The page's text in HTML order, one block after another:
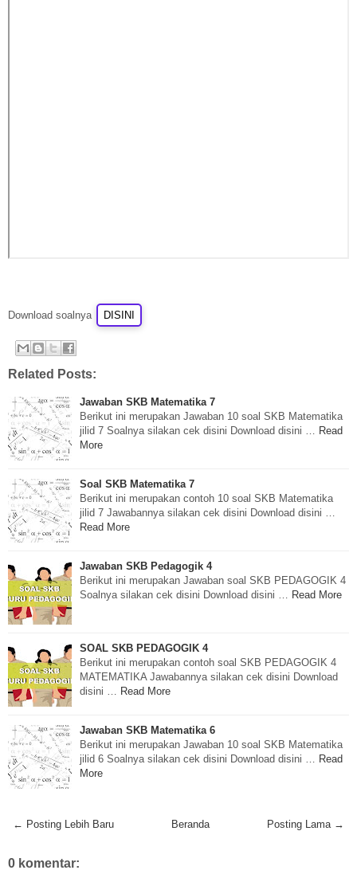
Download soalnya
Related Posts:
Jawaban SKB Matematika 7
Berikut ini merupakan Jawaban 10 soal SKB Matematika
jilid 7 Soalnya silakan cek disini Download disini …
Read
More
Soal SKB Matematika 7
Berikut ini merupakan contoh 10 soal SKB Matematika
jilid 7 Jawabannya silakan cek disini Download disini …
Read More
Jawaban SKB Pedagogik 4
Berikut ini merupakan Jawaban soal SKB PEDAGOGIK 4
Soalnya silakan cek disini Download disini …
Read More
SOAL SKB PEDAGOGIK 4
Berikut ini merupakan contoh soal SKB PEDAGOGIK 4
MATEMATIKA Jawabannya silakan cek disini Download
disini …
Read More
Jawaban SKB Matematika 6
Berikut ini merupakan Jawaban 10 soal SKB Matematika
jilid 6 Soalnya silakan cek disini Download disini …
Read
More
← Posting Lebih Baru Posting Lama →
Beranda
0 komentar: